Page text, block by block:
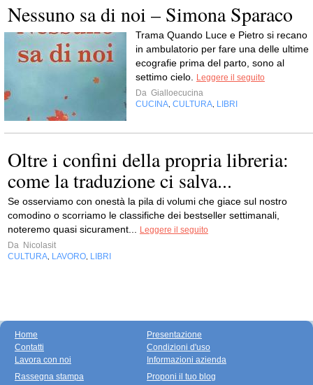
Nessuno sa di noi – Simona Sparaco
Trama Quando Luce e Pietro si recano
in ambulatorio per fare una delle ultime
ecografie prima del parto, sono al
settimo cielo. Leggere il seguito
Da Gialloecucina
CUCINA, CULTURA, LIBRI
Oltre i confini della propria libreria:
come la traduzione ci salva...
Se osserviamo con onestà la pila di volumi che giace sul nostro
comodino o scorriamo le classifiche dei bestseller settimanali,
noteremo quasi sicurament... Leggere il seguito
Da Nicolasit
CULTURA, LAVORO, LIBRI
Home
Contatti
Lavora con noi
Presentazione
Condizioni d'uso
Informazioni azienda
Rassegna stampa
Proponi il tuo blog